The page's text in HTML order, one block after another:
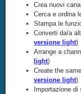
Crea nuovi
Cerca e ordina
Stampa le
Converti da/a
versione light)
Arrange a
light)
Create the
versione light)
Importazione